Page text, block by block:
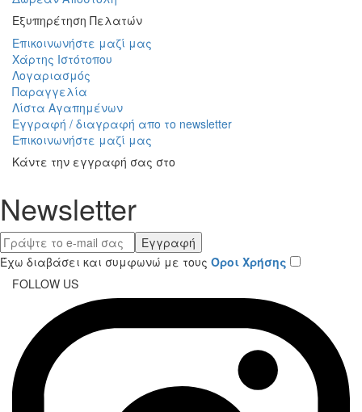
Εξυπηρέτηση Πελατών
Επικοινωνήστε μαζί μας
Χάρτης Ιστότοπου
Λογαριασμός
Παραγγελία
Λίστα Αγαπημένων
Εγγραφή / διαγραφή απο το newsletter
Επικοινωνήστε μαζί μας
Κάντε την εγγραφή σας στο
Newsletter
Εγγραφή
Έχω διαβάσει και συμφωνώ με τους Όροι Χρήσης
FOLLOW US